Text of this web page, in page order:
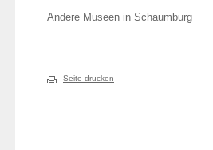
Andere Museen in Schaumburg
Seite drucken